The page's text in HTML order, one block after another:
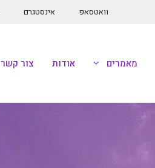
אינסטגרם וואטסאפ
מאמרים אודות צור קשר